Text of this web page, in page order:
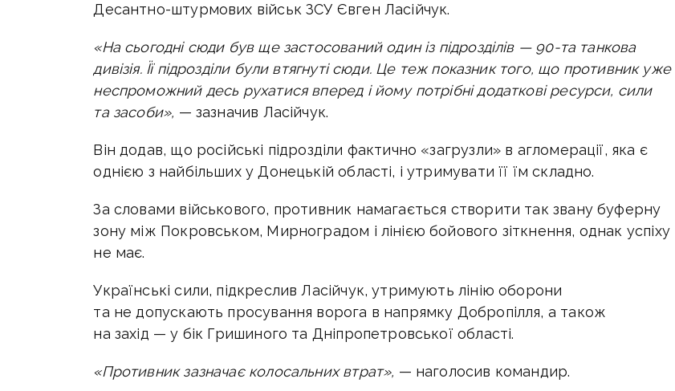
Десантно-штурмових військ ЗСУ Євген Ласійчук.
«На сьогодні сюди був ще застосований один із підрозділів — 90-та танкова
дивізія. Її підрозділи були втягнуті сюди. Це теж показник того, що противник уже
неспроможний десь рухатися вперед і йому потрібні додаткові ресурси, сили
та засоби», — зазначив Ласійчук.
Він додав, що російські підрозділи фактично «загрузли» в агломерації, яка є
однією з найбільших у Донецькій області, і утримувати її їм складно.
За словами військового, противник намагається створити так звану буферну
зону між Покровськом, Мирноградом і лінією бойового зіткнення, однак успіху
не має.
Українські сили, підкреслив Ласійчук, утримують лінію оборони
та не допускають просування ворога в напрямку Добропілля, а також
на захід — у бік Гришиного та Дніпропетровської області.
«Противник зазначає колосальних втрат», — наголосив командир.